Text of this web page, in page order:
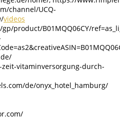
channel/UCQ-
videos
product/B01MQQ06CY/
vitaminversorgung-durch-
de/onyx_hotel_hamburg/